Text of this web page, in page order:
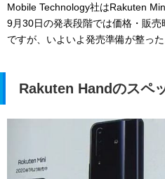
Mobile Technology社はRakuten
9月30日の発表段階では価格・販
ですが、いよいよ発売準備が整った
Rakuten Handのスペ